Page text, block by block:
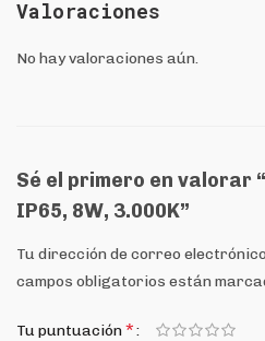
Valoraciones
No hay valoraciones aún.
Sé el primero en valorar
IP65, 8W, 3.000K”
Tu dirección de correo
campos obligatorios están
Tu puntuación*